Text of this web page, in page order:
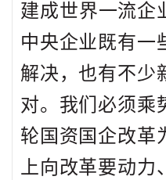
建成世界一流企
中央企业既有一
解决，也有不少
对。我们必须乘
轮国资国企改革
上向改革要动力